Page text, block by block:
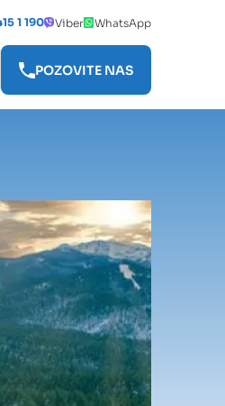
1 190 Viber WhatsApp
POZOVITE NAS